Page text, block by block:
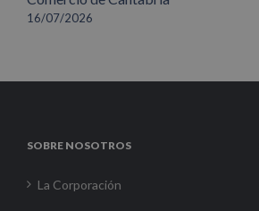
16/07/2026
SOBRE NOSOTROS
La Corporación